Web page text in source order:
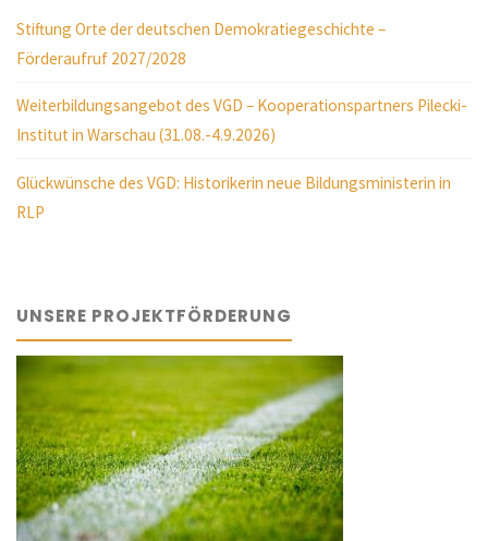
Stiftung Orte der deutschen Demokratiegeschichte –
Förderaufruf 2027/2028
Weiterbildungsangebot des VGD – Kooperationspartners Pilecki-
Institut in Warschau (31.08.-4.9.2026)
Glückwünsche des VGD: Historikerin neue Bildungsministerin in
RLP
UNSERE PROJEKTFÖRDERUNG